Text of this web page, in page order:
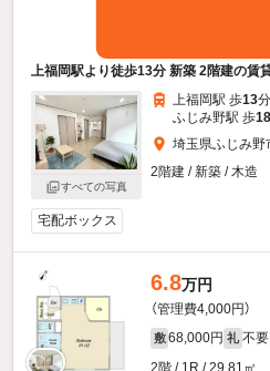
上福岡駅より徒歩13分 新築 2階建の賃
すべての写真
上福岡駅 歩13
ふじみ野駅 歩18
埼玉県ふじみ野
2階建 / 新築 / 木造
宅配ボックス
6.8万円
（管理費4,000円）
敷 68,000円 礼 不要
2階 / 1R / 29.81㎡